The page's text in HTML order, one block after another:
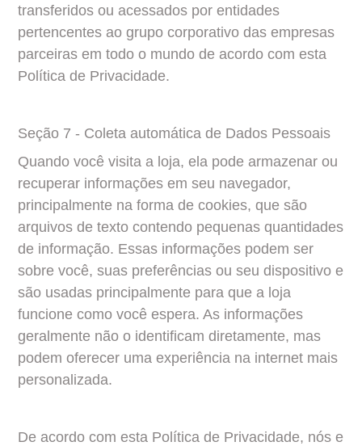
transferidos ou acessados por entidades
pertencentes ao grupo corporativo das empresas
parceiras em todo o mundo de acordo com esta
Política de Privacidade.
Seção 7 - Coleta automática de Dados Pessoais
Quando você visita a loja, ela pode armazenar ou
recuperar informações em seu navegador,
principalmente na forma de cookies, que são
arquivos de texto contendo pequenas quantidades
de informação. Essas informações podem ser
sobre você, suas preferências ou seu dispositivo e
são usadas principalmente para que a loja
funcione como você espera. As informações
geralmente não o identificam diretamente, mas
podem oferecer uma experiência na internet mais
personalizada.
De acordo com esta Política de Privacidade, nós e